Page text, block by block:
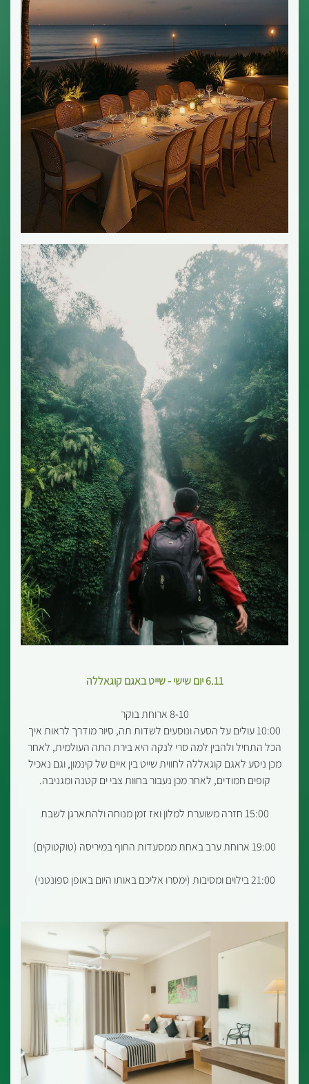
6.11 יום שישי - שייט באגם קוגאללה
8-10 ארוחת בוקר
10:00 עולים על הסעה ונוסעים לשדות תה, סיור מודרך לראות איך
הכל התחיל ולהבין למה סרי לנקה היא בירת התה העולמית, לאחר
מכן ניסע לאגם קוגאללה לחווית שייט בין איים של קינמון, וגם נאכיל
קופים חמודים, לאחר מכן נעבור בחוות צבי ים קטנה ומגניבה.
15:00 חזרה משוערת למלון ואז זמן מנוחה ולהתארגן לשבת
19:00 ארוחת ערב באחת ממסעדות החוף במיריסה (טוקטוקים)
21:00 בילוים ומסיבות (ימסרו אליכם באותו היום באופן ספונטני)